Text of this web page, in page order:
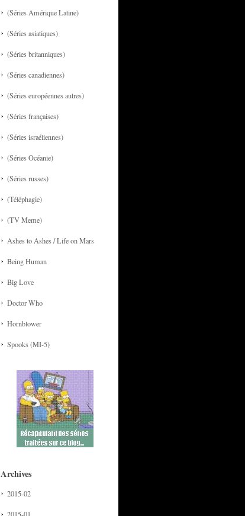
(Séries Amérique Latine)
(Séries asiatiques)
(Séries britanniques)
(Séries canadiennes)
(Séries européennes autres)
(Séries françaises)
(Séries israéliennes)
(Séries Océanie)
(Séries russes)
(Téléphagie)
(TV Meme)
Ashes to Ashes / Life on Mars
Being Human
Big Love
Doctor Who
Hornblower
Spooks (MI-5)
Archives
2015-02